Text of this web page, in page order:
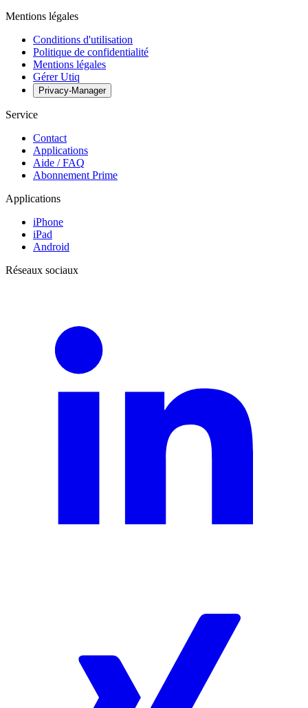
Mentions légales
Conditions d'utilisation
Politique de confidentialité
Mentions légales
Gérer Utiq
Privacy-Manager
Service
Contact
Applications
Aide / FAQ
Abonnement Prime
Applications
iPhone
iPad
Android
Réseaux sociaux